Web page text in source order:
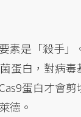
素是「殺手
蛋白，對病
蛋白才會
德。